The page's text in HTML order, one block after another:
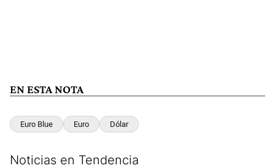
EN ESTA NOTA
Euro Blue Euro Dólar
Noticias en Tendencia